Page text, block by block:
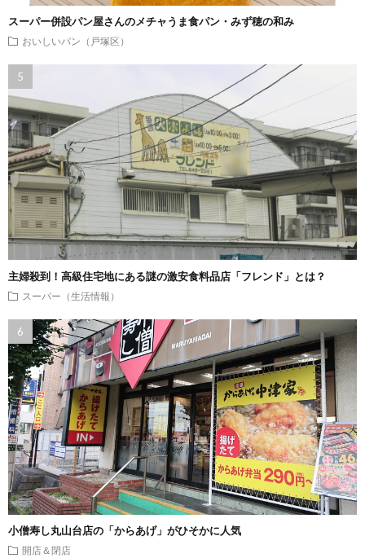
スーパー併設パン屋さんのメチャうま食パン・みず穂の和み
おいしいパン（戸塚区）
主婦殺到！高級住宅地にある謎の激安食料品店「フレンド」とは？
スーパー（生活情報）
小僧寿し丸山台店の「からあげ」がひそかに人気
開店＆閉店